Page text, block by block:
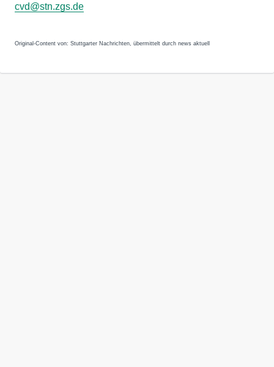
cvd@stn.zgs.de
Original-Content von: Stuttgarter Nachrichten, übermittelt durch news aktuell